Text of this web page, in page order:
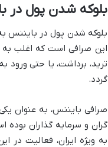
بلوکه شدن پول در
بلوکه شدن پول در بایننس
این صرافی است که اغلب
ترید، برداشت، یا حتی ورود
گردد.
صرافی بایننس، به عنوان
گران و سرمایه گذاران بوده
به ویژه ایران، فعالیت